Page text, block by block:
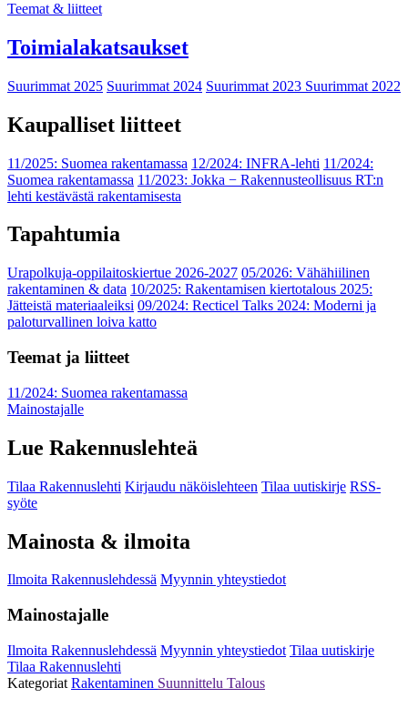
Teemat & liitteet
Toimialakatsaukset
Suurimmat 2025 Suurimmat 2024 Suurimmat 2023 Suurimmat 2022
Kaupalliset liitteet
11/2025: Suomea rakentamassa 12/2024: INFRA-lehti 11/2024:
Suomea rakentamassa 11/2023: Jokka − Rakennusteollisuus RT:n
lehti kestävästä rakentamisesta
Tapahtumia
Urapolkuja-oppilaitoskiertue 2026-2027 05/2026: Vähähiilinen
rakentaminen & data 10/2025: Rakentamisen kiertotalous 2025:
Jätteistä materiaaleiksi 09/2024: Recticel Talks 2024: Moderni ja
paloturvallinen loiva katto
Teemat ja liitteet
11/2024: Suomea rakentamassa
Mainostajalle
Lue Rakennuslehteä
Tilaa Rakennuslehti Kirjaudu näköislehteen Tilaa uutiskirje RSS-
syöte
Mainosta & ilmoita
Ilmoita Rakennuslehdessä Myynnin yhteystiedot
Mainostajalle
Ilmoita Rakennuslehdessä Myynnin yhteystiedot Tilaa uutiskirje
Tilaa Rakennuslehti
Kategoriat Rakentaminen Suunnittelu Talous